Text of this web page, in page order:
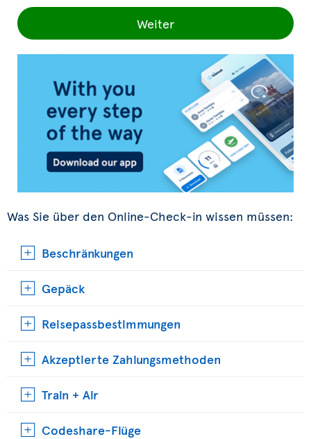
Weiter
Was Sie über den Online-Check-in wissen müssen:
Beschränkungen
Gepäck
Reisepassbestimmungen
Akzeptierte Zahlungsmethoden
Train + Air
Codeshare-Flüge